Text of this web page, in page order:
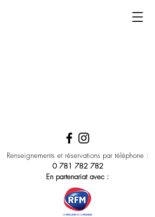
Renseignements et réservations par téléphone :
0 781 782 782
En partenariat avec :